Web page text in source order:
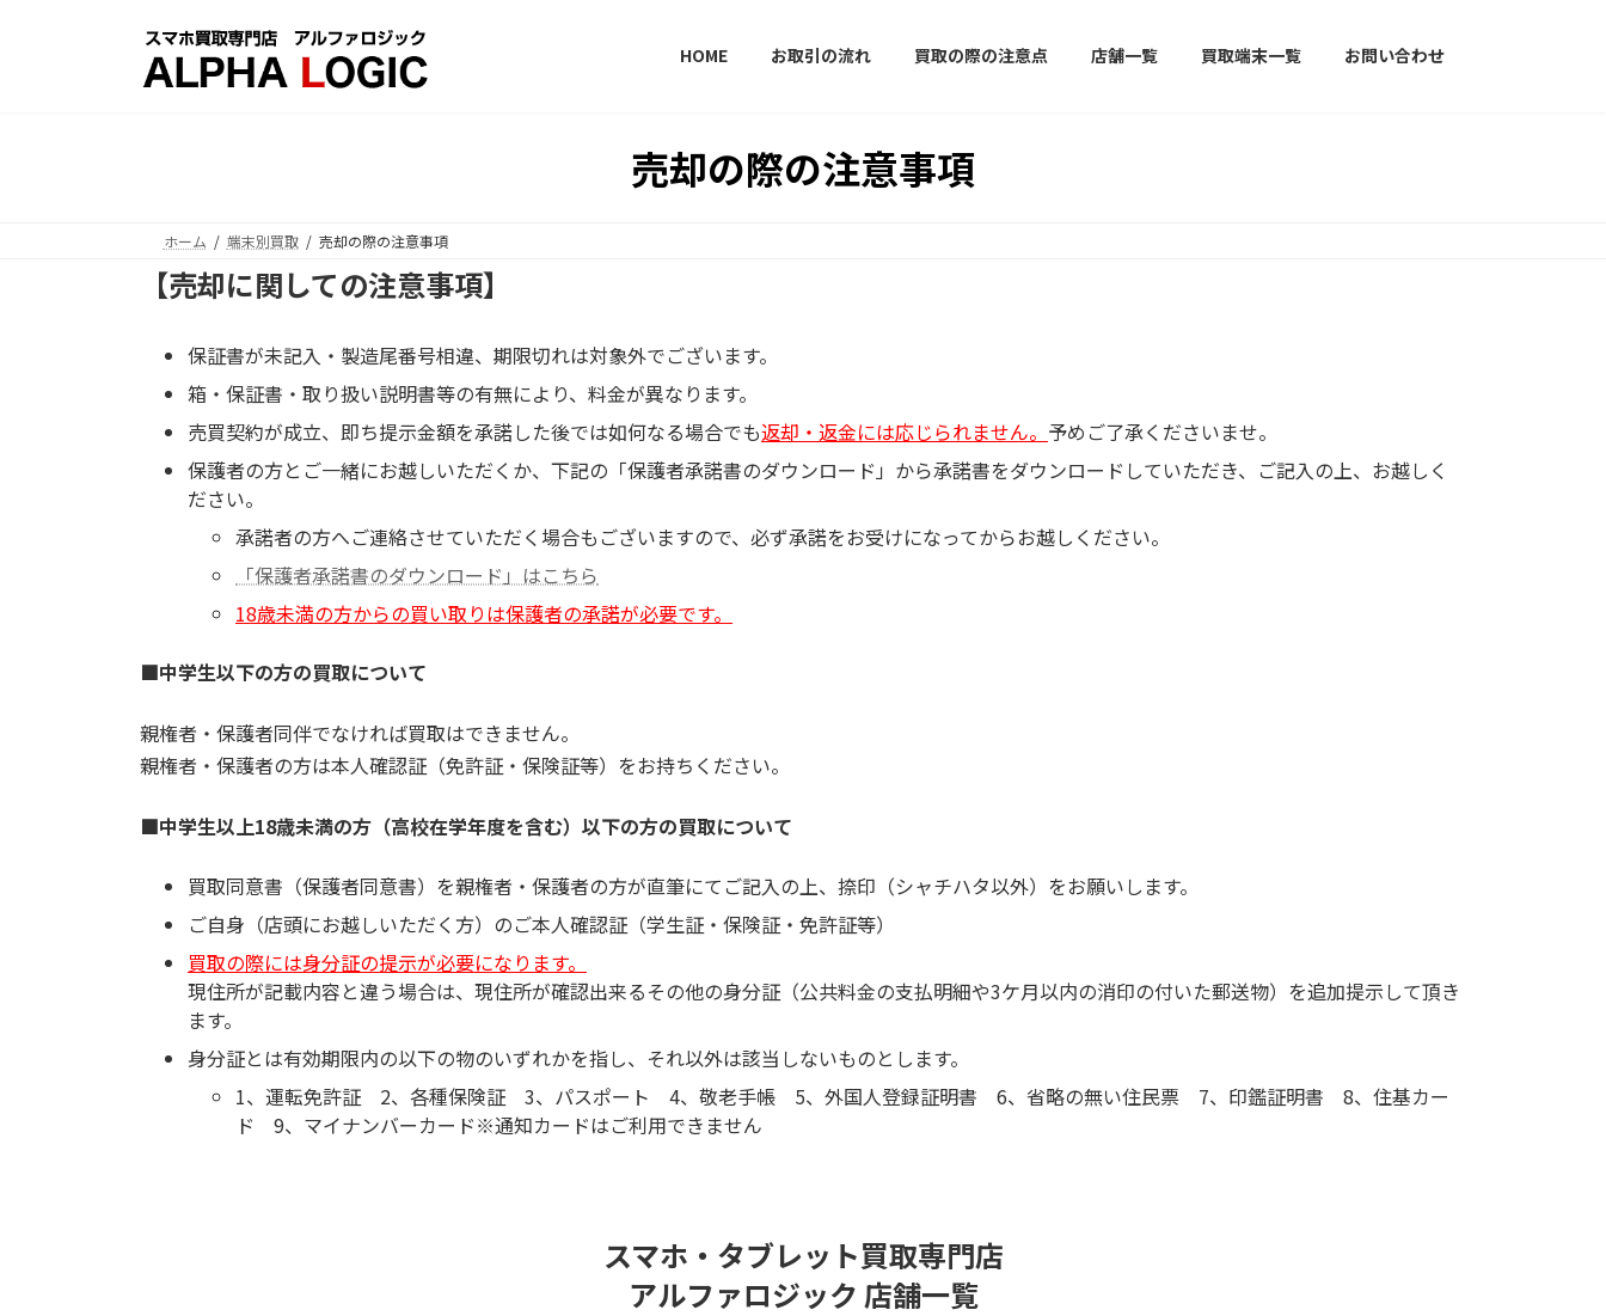
HOME お取引の流れ 買取の際の注意点 店舗一覧 買取端末一覧 お問い合わせ
売却の際の注意事項
ホーム 端末別買取 売却の際の注意事項
【売却に関しての注意事項】
保証書が未記入・製造尾番号相違、期限切れは対象外でございます。
箱・保証書・取り扱い説明書等の有無により、料金が異なります。
売買契約が成立、即ち提示金額を承諾した後では如何なる場合でも返却・返金には応じられません。 予めご了承くださいませ。
保護者の方とご一緒にお越しいただくか、下記の「保護者承諾書のダウンロード」から承諾書をダウンロードしていただき、ご記入の上、お越しく
ださい。
承諾者の方へご連絡させていただく場合もございますので、必ず承諾をお受けになってからお越しください。
「保護者承諾書のダウンロード」はこちら
18歳未満の方からの買い取りは保護者の承諾が必要です。
■中学生以下の方の買取について
親権者・保護者同伴でなければ買取はできません。
親権者・保護者の方は本人確認証（免許証・保険証等）をお持ちください。
■中学生以上18歳未満の方（高校在学年度を含む）以下の方の買取について
買取同意書（保護者同意書）を親権者・保護者の方が直筆にてご記入の上、捺印（シャチハタ以外）をお願いします。
ご自身（店頭にお越しいただく方）のご本人確認証（学生証・保険証・免許証等）
買取の際には身分証の提示が必要になります。
現住所が記載内容と違う場合は、現住所が確認出来るその他の身分証（公共料金の支払明細や3ケ月以内の消印の付いた郵送物）を追加提示して頂き
ます。
身分証とは有効期限内の以下の物のいずれかを指し、それ以外は該当しないものとします。
1、運転免許証 2、各種保険証 3、パスポート 4、敬老手帳 5、外国人登録証明書 6、省略の無い住民票 7、印鑑証明書 8、住基カー
ド 9、マイナンバーカード※通知カードはご利用できません
スマホ・タブレット買取専門店
アルファロジック 店舗一覧